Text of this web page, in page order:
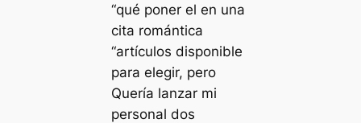
“qué poner el en una
cita romántica
“artículos disponible
para elegir, pero
Quería lanzar mi
personal dos